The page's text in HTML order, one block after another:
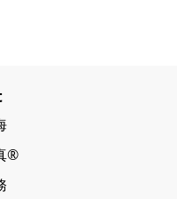
®